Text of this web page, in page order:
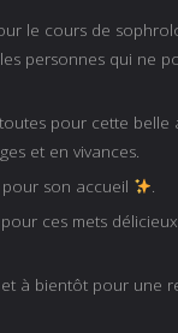
le cours de
personnes qui ne
pour cette belle
et en vivances.
son accueil
.
ces mets
à bientôt pour une